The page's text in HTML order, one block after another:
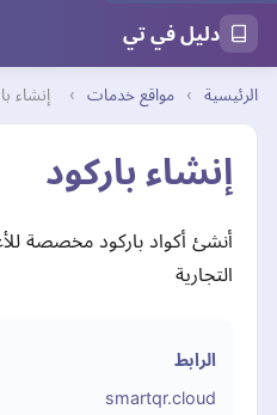
دليل في تي
الرئيسية › مواقع خدمات › إنشاء
إنشاء باركود
أنشئ أكواد باركود مخصصة
التجارية
الرابط
smartqr.cloud